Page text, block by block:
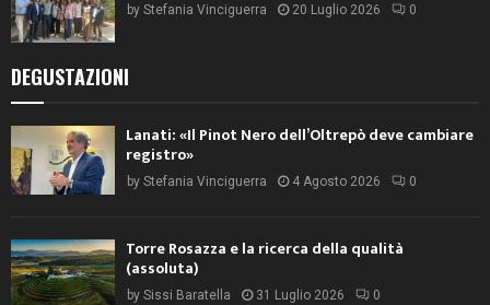
by Stefania Vinciguerra 20 Luglio 2026 0
DEGUSTAZIONI
Lanati: «Il Pinot Nero dell’Oltrepò deve cambiare
registro»
by Stefania Vinciguerra 4 Agosto 2026 0
Torre Rosazza e la ricerca della qualità
(assoluta)
by Sissi Baratella 31 Luglio 2026 0